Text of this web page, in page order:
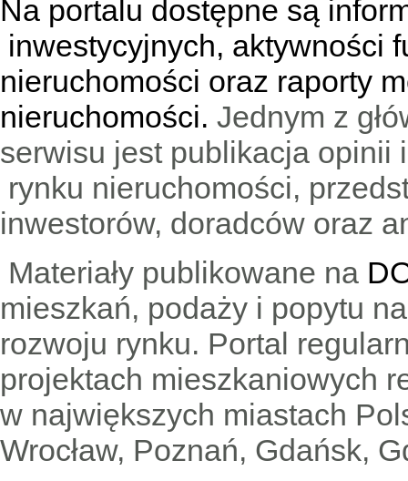
Na portalu dostępne są
inwestycyjnych, aktywności
nieruchomości oraz raporty
nieruchomości. Jednym z
serwisu jest publikacja
rynku nieruchomości,
inwestorów, doradców oraz
Materiały publikowane na
mieszkań, podaży i popytu
rozwoju rynku. Portal
projektach mieszkaniowych
w największych miastach
Wrocław, Poznań, Gdańsk,